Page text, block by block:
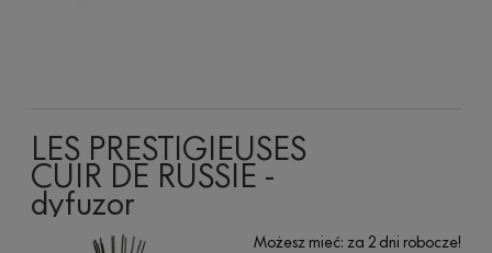
LES PRESTIGIEUSES
CUIR DE RUSSIE -
dyfuzor
Możesz mieć: za 2 dni robocze!